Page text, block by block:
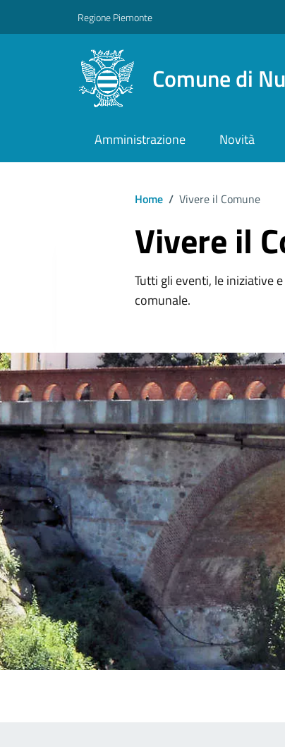
Regione Piemonte
Comune di
Amministrazione Novità
Home / Vivere il Comune
Vivere il
Tutti gli eventi, le iniziative
comunale.